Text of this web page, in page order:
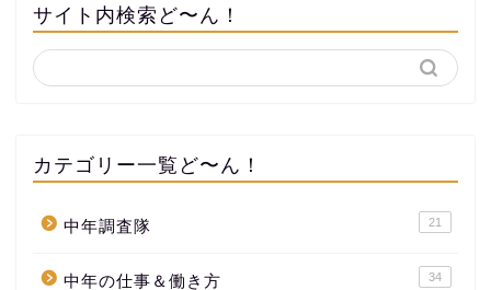
サイト内検索ど〜ん！
カテゴリー一覧ど〜ん！
中年調査隊 21
中年の仕事＆働き方 34